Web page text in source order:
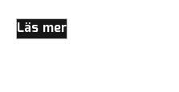
Läs mer